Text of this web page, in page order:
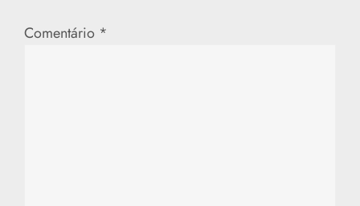
ã
Comentário *